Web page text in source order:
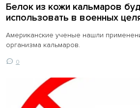
Белок из кожи кальмаров
использовать в военных
Американские ученые нашли
организма кальмаров.
0